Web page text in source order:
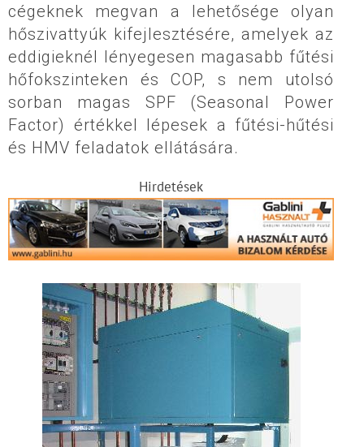
cégeknek megvan a lehetősége olyan
hőszivattyúk kifejlesztésére, amelyek az
eddigieknél lényegesen magasabb fűtési
hőfokszinteken és COP, s nem utolsó
sorban magas SPF (Seasonal Power
Factor) értékkel lépesek a fűtési-hűtési
és HMV feladatok ellátására.
Hirdetések